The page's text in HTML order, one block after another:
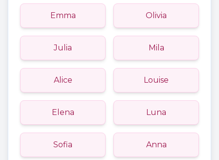
Emma Olivia
Julia Mila
Alice Louise
Elena Luna
Sofia Anna